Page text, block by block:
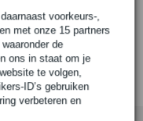
voorkeurs-,
met onze 15 partners
de
ons in staat om je
te volgen,
ID’s gebruiken
verbeteren en